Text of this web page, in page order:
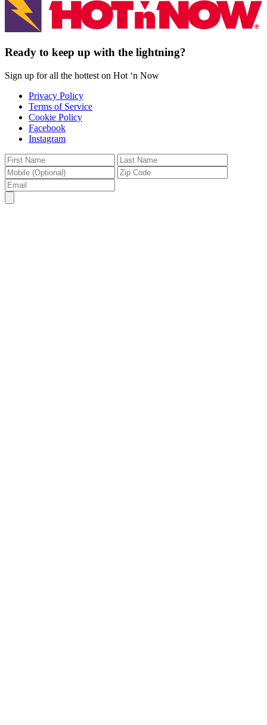
Ready to keep up with the lightning?​​​​‌ ‍ ​‍​‍‌‍ ‌ ​‍‌‍‍‌‌‍‌ ‌‍‍‌‌‍ ‍​‍​‍​ ‍‍​‍​‍‌ ​ ‌‍​‌‌‍ ‍‌‍‍‌‌ ‌​‌ ‍‌​‍ ‍‌‍‍‌‌‍ ​‍​‍​‍ ​​‍​‍‌‍‍​‌ ​‍‌‍‌‌‌‍‌‍​‍​‍​ ‍‍​‍​‍‌‍‍​‌ ‌​‌ ‌​‌ ​​‌ ​ ​ ‍‍​‍ ​‍ ‌‍‍​‌‍ ‌ ‌​‌‍ ‍‌‍ ‍‌‍ ‌ ‌ ​‍ ‌‌‍​ ‌‍ ‌‌ ​ ​‍ ‍‌‍ ‍‌‍‌‌‌ ‌​‌‍ ​‌‍‍‌‌‍‌‍‌ ‍‌​‍ ‍‌‍​‌‌ ​​‌ ​​​‍ ‌‍‍‌‌‍ ‍‌ ‌​‌‍‌‌‌‍ ‍‌ ‌​​‍ ‌‍‌‌‌‍‌​‌‍‍‌‌ ‌​​‍ ‌‍ ‌‌‍ ‌‍‌​‌‍‌‌​ ‌‌ ​​‌ ​‍‌‍‌‌‌ ​ ‌‍‌‌‌‍ ‍‌ ‌​‌‍​‌‌ ‌​‌‍‍‌‌‍ ‌‍ ‍​ ‍ ‌‍‍‌‌‍‌​​ ‌‌‍‌‍‌‍ ‌‍ ‌ ‌​‌‍‌‌‌ ​‍​ ‍ ‌ ‌​‌ ‍‌‌ ​​‌‍‌‌​ ‌‌‍‌‍‌‍ ‌‍ ‌ ‌​‌‍‌‌‌ ​‍​ ‍ ‌ ​​‌‍​‌‌ ‌​‌‍‍​​ ‌‌ ​ ‌‍‍‌‌‍‌ ‌‍ ‍‌ ‌‌‌ ​​‌​‍​‌‍‌‌‌‍​‌‌‍‌​‌‍‌‌‌ ​‍​ ‌‍​‍‌‍​‌‌ ​ ‌‍‌‌‌‌‌‌‌ ​‍‌‍ ​​ ‌‌‍‍​‌ ‌​‌ ‌​‌ ​​‌ ​ ​‍‌‌​ ​ ‌​​‌​‍‌‌​ ​‍‌​‌‍​‍‌‌​ ​‍‌​‌‍‌‍‍​‌‍ ‌ ‌​‌‍ ‍‌‍ ‍‌‍ ‌ ‌ ​‍ ‌‌‍​ ‌‍ ‌‌ ​ ​‍ ‍‌‍ ‍‌‍‌‌‌ ‌​‌‍ ​‌‍‍‌‌‍‌‍‌ ‍‌​‍ ‍‌‍​‌‌ ​​‌ ​​​‍‌‍‌‍‍‌‌‍‌​​ ‌‌‍‌‍‌‍ ‌‍ ‌ ‌​‌‍‌‌‌ ​‍​‍‌‍‌ ‌​‌ ‍‌‌ ​​‌‍‌‌​ ‌‌‍‌‍‌‍ ‌‍ ‌ ‌​‌‍‌‌‌ ​‍​‍‌‍‌ ​​‌‍​‌‌ ‌​‌‍‍​​ ‌‌ ​ ‌‍‍‌‌‍‌ ‌‍ ‍‌ ‌‌‌ ​​‌​‍​‌‍‌‌‌‍​‌‌‍‌​‌‍‌‌‌ ​‍​‍‌‍‌ ​​‌‍‌‌‌ ​‍‌ ​ ‌ ​​‌‍‌‌‌‍​ ‌ ‌​‌‍‍‌‌ ‌‍‌‍‌‌​ ‌‌ ​​‌ ‌‌‌‍​‍‌‍ ​‌‍‍‌‌ ​ ‌‍‍​‌‍‌‌‌‍‌​​‍​‍‌ ‌
Sign up for all the hottest on Hot ‘n Now ​​​​‌ ‍ ​‍​‍‌‍ ‌ ​‍‌‍‍‌‌‍‌ ‌‍‍‌‌‍ ‍​‍​‍​ ‍‍​‍​‍‌ ​ ‌‍​‌‌‍ ‍‌‍‍‌‌ ‌​‌ ‍‌​‍ ‍‌‍‍‌‌‍ ​‍​‍​‍ ​​‍​‍‌‍‍​‌ ​‍‌‍‌‌‌‍‌‍​‍​‍​ ‍‍​‍​‍‌‍‍​‌ ‌​‌ ‌​‌ ​​‌ ​ ​ ‍‍​‍ ​‍ ‌‍‍​‌‍ ‌ ‌​‌‍ ‍‌‍ ‍‌‍ ‌ ‌ ​‍ ‌‌‍​ ‌‍ ‌‌ ​ ​‍ ‍‌‍ ‍‌‍‌‌‌ ‌​‌‍ ​‌‍‍‌‌‍‌‍‌ ‍‌​‍ ‍‌‍​‌‌ ​​‌ ​​​‍ ‌‍‍‌‌‍ ‍‌ ‌​‌‍‌‌‌‍ ‍‌ ‌​​‍ ‌‍‌‌‌‍‌​‌‍‍‌‌ ‌​​‍ ‌‍ ‌‌‍ ‌‍‌​‌‍‌‌​ ‌‌ ​​‌ ​‍‌‍‌‌‌ ​ ‌‍‌‌‌‍ ‍‌ ‌​‌‍​‌‌ ‌​‌‍‍‌‌‍ ‌‍ ‍​ ‍ ‌‍‍‌‌‍‌​​ ‌‌‍‌‍‌‍ ‌‍ ‌ ‌​‌‍‌‌‌ ​‍​ ‍ ‌ ‌​‌ ‍‌‌ ​​‌‍‌‌​ ‌‌‍‌‍‌‍ ‌‍ ‌ ‌​‌‍‌‌‌ ​‍​ ‍ ‌ ​​‌‍​‌‌ ‌​‌‍‍​​ ‌‌ ​ ‌‍‍‌‌‍‌ ‌‍ ‍‌ ‌‌‌ ​​‌​​‍‌‍ ‌‍‌​‌ ‍‌​ ‌‍​‍‌‍​‌‌ ​ ‌‍‌‌‌‌‌‌‌ ​‍‌‍ ​​ ‌‌‍‍​‌ ‌​‌ ‌​‌ ​​‌ ​ ​‍‌‌​ ​ ‌​​‌​‍‌‌​ ​‍‌​‌‍​‍‌‌​ ​‍‌​‌‍‌‍‍​‌‍ ‌ ‌​‌‍ ‍‌‍ ‍‌‍ ‌ ‌ ​‍ ‌‌‍​ ‌‍ ‌‌ ​ ​‍ ‍‌‍ ‍‌‍‌‌‌ ‌​‌‍ ​‌‍‍‌‌‍‌‍‌ ‍‌​‍ ‍‌‍​‌‌ ​​‌ ​​​‍‌‍‌‍‍‌‌‍‌​​ ‌‌‍‌‍‌‍ ‌‍ ‌ ‌​‌‍‌‌‌ ​‍​‍‌‍‌ ‌​‌ ‍‌‌ ​​‌‍‌‌​ ‌‌‍‌‍‌‍ ‌‍ ‌ ‌​‌‍‌‌‌ ​‍​‍‌‍‌ ​​‌‍​‌‌ ‌​‌‍‍​​ ‌‌ ​ ‌‍‍‌‌‍‌ ‌‍ ‍‌ ‌‌‌ ​​‌​​‍‌‍ ‌‍‌​‌ ‍‌​‍‌‍‌ ​​‌‍‌‌‌ ​‍‌ ​ ‌ ​​‌‍‌‌‌‍​ ‌ ‌​‌‍‍‌‌ ‌‍‌‍‌‌​ ‌‌ ​​‌ ‌‌‌‍​‍‌‍ ​‌‍‍‌‌ ​ ‌‍‍​‌‍‌‌‌‍‌​​‍​‍‌ ‌
Privacy Policy​​​​‌ ‍ ​‍​‍‌‍ ‌ ​‍‌‍‍‌‌‍‌ ‌‍‍‌‌‍ ‍​‍​‍​ ‍‍​‍​‍‌ ​ ‌‍​‌‌‍ ‍‌‍‍‌‌ ‌​‌ ‍‌​‍ ‍‌‍‍‌‌‍ ​‍​‍​‍ ​​‍​‍‌‍‍​‌ ​‍‌‍‌‌‌‍‌‍​‍​‍​ ‍‍​‍​‍‌‍‍​‌ ‌​‌ ‌​‌ ​​‌ ​ ​ ‍‍​‍ ​‍ ‌‍‍​‌‍ ‌ ‌​‌‍ ‍‌‍ ‍‌‍ ‌ ‌ ​‍ ‌‌‍​ ‌‍ ‌‌ ​ ​‍ ‍‌‍ ‍‌‍‌‌‌ ‌​‌‍ ​‌‍‍‌‌‍‌‍‌ ‍‌​‍ ‍‌‍​‌‌ ​​‌ ​​​‍ ‌‍‍‌‌‍ ‍‌ ‌​‌‍‌‌‌‍ ‍‌ ‌​​‍ ‌‍‌‌‌‍‌​‌‍‍‌‌ ‌​​‍ ‌‍ ‌‌‍ ‌‍‌​‌‍‌‌​ ‌‌ ​​‌ ​‍‌‍‌‌‌ ​ ‌‍‌‌‌‍ ‍‌ ‌​‌‍​‌‌ ‌​‌‍‍‌‌‍ ‌‍ ‍​ ‍ ‌‍‍‌‌‍‌​​ ‌​ ‍​‌‍​‌​ ‌ ​ ​ ‌‍​ ‌‍​‌​ ‍​​ ​‌​‍ ‌​ ​ ​ ‍​​ ​‌​ ‌ ​‍ ‌​ ‌​​ ​​​ ​‌‌‍​‌​‍ ‌​ ‍​​ ‌​‌‍​‌‌‍​‌​‍ ‌‌‍​‌​ ‍​‌‍​‌‌‍‌​​ ​‌​ ‍‌‌‍​ ​ ‌​‌‍​‍​ ‍‌​ ​‍‌‍‌‌​ ‍ ‌ ‌​‌ ‍‌‌ ​​‌‍‌‌​ ‌‌ ​​‌‍​‌‌‍‌ ‌‍‌‌​ ‍ ‌ ​​‌‍​‌‌ ‌​‌‍‍​​ ‌‌ ‌​‌‍‍‌‌ ‌​‌‍ ​‌‍‌‌​ ‌‍​‍‌‍​‌‌ ​ ‌‍‌‌‌‌‌‌‌ ​‍‌‍ ​​ ‌‌‍‍​‌ ‌​‌ ‌​‌ ​​‌ ​ ​‍‌‌​ ​ ‌​​‌​‍‌‌​ ​‍‌​‌‍​‍‌‌​ ​‍‌​‌‍‌‍‍​‌‍ ‌ ‌​‌‍ ‍‌‍ ‍‌‍ ‌ ‌ ​‍ ‌‌‍​ ‌‍ ‌‌ ​ ​‍ ‍‌‍ ‍‌‍‌‌‌ ‌​‌‍ ​‌‍‍‌‌‍‌‍‌ ‍‌​‍ ‍‌‍​‌‌ ​​‌ ​​​‍‌‍‌‍‍‌‌‍‌​​ ‌​ ‍​‌‍​‌​ ‌ ​ ​ ‌‍​ ‌‍​‌​ ‍​​ ​‌​‍ ‌​ ​ ​ ‍​​ ​‌​ ‌ ​‍ ‌​ ‌​​ ​​​ ​‌‌‍​‌​‍ ‌​ ‍​​ ‌​‌‍​‌‌‍​‌​‍ ‌‌‍​‌​ ‍​‌‍​‌‌‍‌​​ ​‌​ ‍‌‌‍​ ​ ‌​‌‍​‍​ ‍‌​ ​‍‌‍‌‌​‍‌‍‌ ‌​‌ ‍‌‌ ​​‌‍‌‌​ ‌‌ ​​‌‍​‌‌‍‌ ‌‍‌‌​‍‌‍‌ ​​‌‍​‌‌ ‌​‌‍‍​​ ‌‌ ‌​‌‍‍‌‌ ‌​‌‍ ​‌‍‌‌​‍‌‍‌ ​​‌‍‌‌‌ ​‍‌ ​ ‌ ​​‌‍‌‌‌‍​ ‌ ‌​‌‍‍‌‌ ‌‍‌‍‌‌​ ‌‌ ​​‌ ‌‌‌‍​‍‌‍ ​‌‍‍‌‌ ​ ‌‍‍​‌‍‌‌‌‍‌​​‍​‍‌ ‌
Terms of Service​​​​‌ ‍ ​‍​‍‌‍ ‌ ​‍‌‍‍‌‌‍‌ ‌‍‍‌‌‍ ‍​‍​‍​ ‍‍​‍​‍‌ ​ ‌‍​‌‌‍ ‍‌‍‍‌‌ ‌​‌ ‍‌​‍ ‍‌‍‍‌‌‍ ​‍​‍​‍ ​​‍​‍‌‍‍​‌ ​‍‌‍‌‌‌‍‌‍​‍​‍​ ‍‍​‍​‍‌‍‍​‌ ‌​‌ ‌​‌ ​​‌ ​ ​ ‍‍​‍ ​‍ ‌‍‍​‌‍ ‌ ‌​‌‍ ‍‌‍ ‍‌‍ ‌ ‌ ​‍ ‌‌‍​ ‌‍ ‌‌ ​ ​‍ ‍‌‍ ‍‌‍‌‌‌ ‌​‌‍ ​‌‍‍‌‌‍‌‍‌ ‍‌​‍ ‍‌‍​‌‌ ​​‌ ​​​‍ ‌‍‍‌‌‍ ‍‌ ‌​‌‍‌‌‌‍ ‍‌ ‌​​‍ ‌‍‌‌‌‍‌​‌‍‍‌‌ ‌​​‍ ‌‍ ‌‌‍ ‌‍‌​‌‍‌‌​ ‌‌ ​​‌ ​‍‌‍‌‌‌ ​ ‌‍‌‌‌‍ ‍‌ ‌​‌‍​‌‌ ‌​‌‍‍‌‌‍ ‌‍ ‍​ ‍ ‌‍‍‌‌‍‌​​ ‌​ ‍‌​ ‌​​ ​‍​ ‍‌​ ​​‌‍‌​​ ‍​​ ‌​​‍ ‌​ ‌ ​ ‌ ​ ‍​​ ​‍​‍ ‌​ ‌​​ ‌ ​ ‍‌‌‍​‍​‍ ‌‌‍​‍‌‍​ ​ ‌​​ ‍‌​‍ ‌​ ‌‍​ ‍​​ ‍‌​ ‌‍​ ‌‍​ ​ ‌‍‌‌‌‍‌‌​ ​‌​ ​ ​ ‍​​ ‌​​ ‍ ‌ ‌​‌ ‍‌‌ ​​‌‍‌‌​ ‌‌ ​​‌‍​‌‌‍‌ ‌‍‌‌​ ‍ ‌ ​​‌‍​‌‌ ‌​‌‍‍​​ ‌‌ ‌​‌‍‍‌‌ ‌​‌‍ ​‌‍‌‌​ ‌‍​‍‌‍​‌‌ ​ ‌‍‌‌‌‌‌‌‌ ​‍‌‍ ​​ ‌‌‍‍​‌ ‌​‌ ‌​‌ ​​‌ ​ ​‍‌‌​ ​ ‌​​‌​‍‌‌​ ​‍‌​‌‍​‍‌‌​ ​‍‌​‌‍‌‍‍​‌‍ ‌ ‌​‌‍ ‍‌‍ ‍‌‍ ‌ ‌ ​‍ ‌‌‍​ ‌‍ ‌‌ ​ ​‍ ‍‌‍ ‍‌‍‌‌‌ ‌​‌‍ ​‌‍‍‌‌‍‌‍‌ ‍‌​‍ ‍‌‍​‌‌ ​​‌ ​​​‍‌‍‌‍‍‌‌‍‌​​ ‌​ ‍‌​ ‌​​ ​‍​ ‍‌​ ​​‌‍‌​​ ‍​​ ‌​​‍ ‌​ ‌ ​ ‌ ​ ‍​​ ​‍​‍ ‌​ ‌​​ ‌ ​ ‍‌‌‍​‍​‍ ‌‌‍​‍‌‍​ ​ ‌​​ ‍‌​‍ ‌​ ‌‍​ ‍​​ ‍‌​ ‌‍​ ‌‍​ ​ ‌‍‌‌‌‍‌‌​ ​‌​ ​ ​ ‍​​ ‌​​‍‌‍‌ ‌​‌ ‍‌‌ ​​‌‍‌‌​ ‌‌ ​​‌‍​‌‌‍‌ ‌‍‌‌​‍‌‍‌ ​​‌‍​‌‌ ‌​‌‍‍​​ ‌‌ ‌​‌‍‍‌‌ ‌​‌‍ ​‌‍‌‌​‍‌‍‌ ​​‌‍‌‌‌ ​‍‌ ​ ‌ ​​‌‍‌‌‌‍​ ‌ ‌​‌‍‍‌‌ ‌‍‌‍‌‌​ ‌‌ ​​‌ ‌‌‌‍​‍‌‍ ​‌‍‍‌‌ ​ ‌‍‍​‌‍‌‌‌‍‌​​‍​‍‌ ‌
Cookie Policy​​​​‌ ‍ ​‍​‍‌‍ ‌ ​‍‌‍‍‌‌‍‌ ‌‍‍‌‌‍ ‍​‍​‍​ ‍‍​‍​‍‌ ​ ‌‍​‌‌‍ ‍‌‍‍‌‌ ‌​‌ ‍‌​‍ ‍‌‍‍‌‌‍ ​‍​‍​‍ ​​‍​‍‌‍‍​‌ ​‍‌‍‌‌‌‍‌‍​‍​‍​ ‍‍​‍​‍‌‍‍​‌ ‌​‌ ‌​‌ ​​‌ ​ ​ ‍‍​‍ ​‍ ‌‍‍​‌‍ ‌ ‌​‌‍ ‍‌‍ ‍‌‍ ‌ ‌ ​‍ ‌‌‍​ ‌‍ ‌‌ ​ ​‍ ‍‌‍ ‍‌‍‌‌‌ ‌​‌‍ ​‌‍‍‌‌‍‌‍‌ ‍‌​‍ ‍‌‍​‌‌ ​​‌ ​​​‍ ‌‍‍‌‌‍ ‍‌ ‌​‌‍‌‌‌‍ ‍‌ ‌​​‍ ‌‍‌‌‌‍‌​‌‍‍‌‌ ‌​​‍ ‌‍ ‌‌‍ ‌‍‌​‌‍‌‌​ ‌‌ ​​‌ ​‍‌‍‌‌‌ ​ ‌‍‌‌‌‍ ‍‌ ‌​‌‍​‌‌ ‌​‌‍‍‌‌‍ ‌‍ ‍​ ‍ ‌‍‍‌‌‍‌​​ ‌​ ​​‌‍‌‍​ ‌ ​ ‌​‌‍​‍​ ​ ​ ​ ​ ‍​​‍ ‌‌‍​‍‌‍​ ​ ‌​​ ‌​​‍ ‌​ ‌​‌‍‌​​ ‌ ‌‍‌‍​‍ ‌‌‍​‍​ ‍‌​ ​‌‌‍​‌​‍ ‌​ ​ ‌‍‌‍‌‍​‍​ ‌ ​ ‍​​ ‌ ‌‍‌‍​ ‍​‌‍​‌​ ​‍‌‍‌‍​ ​ ​ ‍ ‌ ‌​‌ ‍‌‌ ​​‌‍‌‌​ ‌‌ ​​‌‍​‌‌‍‌ ‌‍‌‌​ ‍ ‌ ​​‌‍​‌‌ ‌​‌‍‍​​ ‌‌ ‌​‌‍‍‌‌ ‌​‌‍ ​‌‍‌‌​ ‌‍​‍‌‍​‌‌ ​ ‌‍‌‌‌‌‌‌‌ ​‍‌‍ ​​ ‌‌‍‍​‌ ‌​‌ ‌​‌ ​​‌ ​ ​‍‌‌​ ​ ‌​​‌​‍‌‌​ ​‍‌​‌‍​‍‌‌​ ​‍‌​‌‍‌‍‍​‌‍ ‌ ‌​‌‍ ‍‌‍ ‍‌‍ ‌ ‌ ​‍ ‌‌‍​ ‌‍ ‌‌ ​ ​‍ ‍‌‍ ‍‌‍‌‌‌ ‌​‌‍ ​‌‍‍‌‌‍‌‍‌ ‍‌​‍ ‍‌‍​‌‌ ​​‌ ​​​‍‌‍‌‍‍‌‌‍‌​​ ‌​ ​​‌‍‌‍​ ‌ ​ ‌​‌‍​‍​ ​ ​ ​ ​ ‍​​‍ ‌‌‍​‍‌‍​ ​ ‌​​ ‌​​‍ ‌​ ‌​‌‍‌​​ ‌ ‌‍‌‍​‍ ‌‌‍​‍​ ‍‌​ ​‌‌‍​‌​‍ ‌​ ​ ‌‍‌‍‌‍​‍​ ‌ ​ ‍​​ ‌ ‌‍‌‍​ ‍​‌‍​‌​ ​‍‌‍‌‍​ ​ ​‍‌‍‌ ‌​‌ ‍‌‌ ​​‌‍‌‌​ ‌‌ ​​‌‍​‌‌‍‌ ‌‍‌‌​‍‌‍‌ ​​‌‍​‌‌ ‌​‌‍‍​​ ‌‌ ‌​‌‍‍‌‌ ‌​‌‍ ​‌‍‌‌​‍‌‍‌ ​​‌‍‌‌‌ ​‍‌ ​ ‌ ​​‌‍‌‌‌‍​ ‌ ‌​‌‍‍‌‌ ‌‍‌‍‌‌​ ‌‌ ​​‌ ‌‌‌‍​‍‌‍ ​‌‍‍‌‌ ​ ‌‍‍​‌‍‌‌‌‍‌​​‍​‍‌ ‌
Facebook​​​​‌ ‍ ​‍​‍‌‍ ‌ ​‍‌‍‍‌‌‍‌ ‌‍‍‌‌‍ ‍​‍​‍​ ‍‍​‍​‍‌ ​ ‌‍​‌‌‍ ‍‌‍‍‌‌ ‌​‌ ‍‌​‍ ‍‌‍‍‌‌‍ ​‍​‍​‍ ​​‍​‍‌‍‍​‌ ​‍‌‍‌‌‌‍‌‍​‍​‍​ ‍‍​‍​‍‌‍‍​‌ ‌​‌ ‌​‌ ​​‌ ​ ​ ‍‍​‍ ​‍ ‌‍‍​‌‍ ‌ ‌​‌‍ ‍‌‍ ‍‌‍ ‌ ‌ ​‍ ‌‌‍​ ‌‍ ‌‌ ​ ​‍ ‍‌‍ ‍‌‍‌‌‌ ‌​‌‍ ​‌‍‍‌‌‍‌‍‌ ‍‌​‍ ‍‌‍​‌‌ ​​‌ ​​​‍ ‌‍‍‌‌‍ ‍‌ ‌​‌‍‌‌‌‍ ‍‌ ‌​​‍ ‌‍‌‌‌‍‌​‌‍‍‌‌ ‌​​‍ ‌‍ ‌‌‍ ‌‍‌​‌‍‌‌​ ‌‌ ​​‌ ​‍‌‍‌‌‌ ​ ‌‍‌‌‌‍ ‍‌ ‌​‌‍​‌‌ ‌​‌‍‍‌‌‍ ‌‍ ‍​ ‍ ‌‍‍‌‌‍‌​​ ‌‌‍‌‍‌‍ ‌‍ ‌ ‌​‌‍‌‌‌ ​‍​ ‍ ‌ ‌​‌ ‍‌‌ ​​‌‍‌‌​ ‌‌‍‌‍‌‍ ‌‍ ‌ ‌​‌‍‌‌‌ ​‍​ ‍ ‌ ​​‌‍​‌‌ ‌​‌‍‍​​ ‌‌‍ ​‌‍‍‌‌‍ ‍‌‍‍ ‌ ​ ​‍‌‌​ ‌‌‌​​‍‌‌ ‌‍‍ ‌‍‌‌‌ ‍‌​‍‌‌​ ​ ‌​‌​​‍‌‌​ ​ ‌​‌​​‍‌‌​ ​‍​ ​‍​ ​​‌‍​‍‌‍‌‌​ ​​‌‍​ ‌‍​‌​ ‍‌‌‍‌​​ ‌‍‌‍‌‌​ ‍​‌‍‌​​‍‌‌​ ​‍​ ​‍​‍‌‌​ ‌‌‌​‌​​‍ ‍‌‍ ​‌‍​‌‌‍​‍‌‍‌‌‌‍ ​​ ‌‍​‍‌‍​‌‌ ​ ‌‍‌‌‌‌‌‌‌ ​‍‌‍ ​​ ‌‌‍‍​‌ ‌​‌ ‌​‌ ​​‌ ​ ​‍‌‌​ ​ ‌​​‌​‍‌‌​ ​‍‌​‌‍​‍‌‌​ ​‍‌​‌‍‌‍‍​‌‍ ‌ ‌​‌‍ ‍‌‍ ‍‌‍ ‌ ‌ ​‍ ‌‌‍​ ‌‍ ‌‌ ​ ​‍ ‍‌‍ ‍‌‍‌‌‌ ‌​‌‍ ​‌‍‍‌‌‍‌‍‌ ‍‌​‍ ‍‌‍​‌‌ ​​‌ ​​​‍‌‍‌‍‍‌‌‍‌​​ ‌‌‍‌‍‌‍ ‌‍ ‌ ‌​‌‍‌‌‌ ​‍​‍‌‍‌ ‌​‌ ‍‌‌ ​​‌‍‌‌​ ‌‌‍‌‍‌‍ ‌‍ ‌ ‌​‌‍‌‌‌ ​‍​‍‌‍‌ ​​‌‍​‌‌ ‌​‌‍‍​​ ‌‌‍ ​‌‍‍‌‌‍ ‍‌‍‍ ‌ ​ ​‍‌‌​ ‌‌‌​​‍‌‌ ‌‍‍ ‌‍‌‌‌ ‍‌​‍‌‌​ ​ ‌​‌​​‍‌‌​ ​ ‌​‌​​‍‌‌​ ​‍​ ​‍​ ​​‌‍​‍‌‍‌‌​ ​​‌‍​ ‌‍​‌​ ‍‌‌‍‌​​ ‌‍‌‍‌‌​ ‍​‌‍‌​​‍‌‌​ ​‍​ ​‍​‍‌‌​ ‌‌‌​‌​​‍ ‍‌‍ ​‌‍​‌‌‍​‍‌‍‌‌‌‍ ​​‍‌‍‌ ​​‌‍‌‌‌ ​‍‌ ​ ‌ ​​‌‍‌‌‌‍​ ‌ ‌​‌‍‍‌‌ ‌‍‌‍‌‌​ ‌‌ ​​‌ ‌‌‌‍​‍‌‍ ​‌‍‍‌‌ ​ ‌‍‍​‌‍‌‌‌‍‌​​‍​‍‌ ‌
Instagram​​​​‌ ‍ ​‍​‍‌‍ ‌ ​‍‌‍‍‌‌‍‌ ‌‍‍‌‌‍ ‍​‍​‍​ ‍‍​‍​‍‌ ​ ‌‍​‌‌‍ ‍‌‍‍‌‌ ‌​‌ ‍‌​‍ ‍‌‍‍‌‌‍ ​‍​‍​‍ ​​‍​‍‌‍‍​‌ ​‍‌‍‌‌‌‍‌‍​‍​‍​ ‍‍​‍​‍‌‍‍​‌ ‌​‌ ‌​‌ ​​‌ ​ ​ ‍‍​‍ ​‍ ‌‍‍​‌‍ ‌ ‌​‌‍ ‍‌‍ ‍‌‍ ‌ ‌ ​‍ ‌‌‍​ ‌‍ ‌‌ ​ ​‍ ‍‌‍ ‍‌‍‌‌‌ ‌​‌‍ ​‌‍‍‌‌‍‌‍‌ ‍‌​‍ ‍‌‍​‌‌ ​​‌ ​​​‍ ‌‍‍‌‌‍ ‍‌ ‌​‌‍‌‌‌‍ ‍‌ ‌​​‍ ‌‍‌‌‌‍‌​‌‍‍‌‌ ‌​​‍ ‌‍ ‌‌‍ ‌‍‌​‌‍‌‌​ ‌‌ ​​‌ ​‍‌‍‌‌‌ ​ ‌‍‌‌‌‍ ‍‌ ‌​‌‍​‌‌ ‌​‌‍‍‌‌‍ ‌‍ ‍​ ‍ ‌‍‍‌‌‍‌​​ ‌‌‍‌‍‌‍ ‌‍ ‌ ‌​‌‍‌‌‌ ​‍​ ‍ ‌ ‌​‌ ‍‌‌ ​​‌‍‌‌​ ‌‌‍‌‍‌‍ ‌‍ ‌ ‌​‌‍‌‌‌ ​‍​ ‍ ‌ ​​‌‍​‌‌ ‌​‌‍‍​​ ‌‌‍ ​‌‍‍‌‌‍ ‍‌‍‍ ‌ ​ ​‍‌‌​ ‌‌‌​​‍‌‌ ‌‍‍ ‌‍‌‌‌ ‍‌​‍‌‌​ ​ ‌​‌​​‍‌‌​ ​ ‌​‌​​‍‌‌​ ​‍​ ​‍​ ‌‍​ ‌​​ ‌‍‌‍‌​​ ​​​ ‌‌‌‍​‌​ ‌ ​ ‌‌​ ‍​‌‍​‍‌‍‌‌​‍‌‌​ ​‍​ ​‍​‍‌‌​ ‌‌‌​‌​​‍ ‍‌‍ ​‌‍​‌‌‍​‍‌‍‌‌‌‍ ​​ ‌‍​‍‌‍​‌‌ ​ ‌‍‌‌‌‌‌‌‌ ​‍‌‍ ​​ ‌‌‍‍​‌ ‌​‌ ‌​‌ ​​‌ ​ ​‍‌‌​ ​ ‌​​‌​‍‌‌​ ​‍‌​‌‍​‍‌‌​ ​‍‌​‌‍‌‍‍​‌‍ ‌ ‌​‌‍ ‍‌‍ ‍‌‍ ‌ ‌ ​‍ ‌‌‍​ ‌‍ ‌‌ ​ ​‍ ‍‌‍ ‍‌‍‌‌‌ ‌​‌‍ ​‌‍‍‌‌‍‌‍‌ ‍‌​‍ ‍‌‍​‌‌ ​​‌ ​​​‍‌‍‌‍‍‌‌‍‌​​ ‌‌‍‌‍‌‍ ‌‍ ‌ ‌​‌‍‌‌‌ ​‍​‍‌‍‌ ‌​‌ ‍‌‌ ​​‌‍‌‌​ ‌‌‍‌‍‌‍ ‌‍ ‌ ‌​‌‍‌‌‌ ​‍​‍‌‍‌ ​​‌‍​‌‌ ‌​‌‍‍​​ ‌‌‍ ​‌‍‍‌‌‍ ‍‌‍‍ ‌ ​ ​‍‌‌​ ‌‌‌​​‍‌‌ ‌‍‍ ‌‍‌‌‌ ‍‌​‍‌‌​ ​ ‌​‌​​‍‌‌​ ​ ‌​‌​​‍‌‌​ ​‍​ ​‍​ ‌‍​ ‌​​ ‌‍‌‍‌​​ ​​​ ‌‌‌‍​‌​ ‌ ​ ‌‌​ ‍​‌‍​‍‌‍‌‌​‍‌‌​ ​‍​ ​‍​‍‌‌​ ‌‌‌​‌​​‍ ‍‌‍ ​‌‍​‌‌‍​‍‌‍‌‌‌‍ ​​‍‌‍‌ ​​‌‍‌‌‌ ​‍‌ ​ ‌ ​​‌‍‌‌‌‍​ ‌ ‌​‌‍‍‌‌ ‌‍‌‍‌‌​ ‌‌ ​​‌ ‌‌‌‍​‍‌‍ ​‌‍‍‌‌ ​ ‌‍‍​‌‍‌‌‌‍‌​​‍​‍‌ ‌